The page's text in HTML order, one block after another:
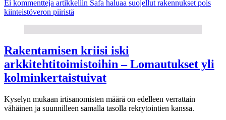
Ei kommentteja artikkeliin Safa haluaa suojellut rakennukset pois
kiinteistöveron piiristä
Rakentamisen kriisi iski
arkkitehtitoimistoihin – Lomautukset yli
kolminkertaistuivat
Kyselyn mukaan irtisanomisten määrä on edelleen verrattain
vähäinen ja suunnilleen samalla tasolla rekrytointien kanssa.